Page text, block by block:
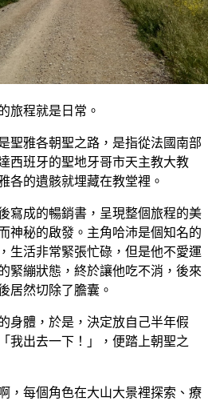
旅程就是日常。
聖雅各朝聖之路，是指從法國南部
西班牙的聖地牙哥市天主教大教
各的遺骸就埋藏在教堂裡。
寫成的暢銷書，呈現整個旅程的美
神秘的啟發。主角哈沛是個知名的
生活非常緊張忙碌，但是他不愛運
緊繃狀態，終於讓他吃不消，後來
居然切除了膽囊。
身體，於是，決定放自己半年假
我出去一下！」，便踏上朝聖之
，每個角色在大山大景裡探索、療